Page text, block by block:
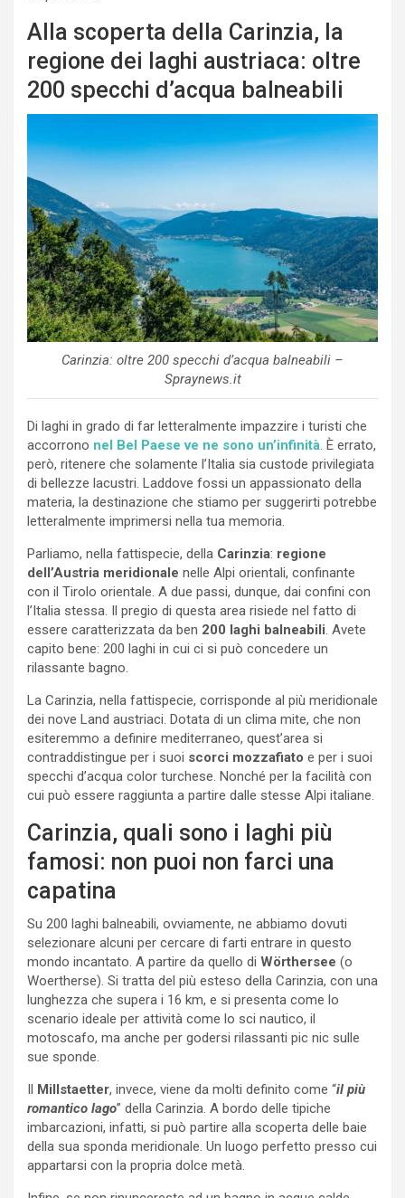
Alla scoperta della Carinzia, la
regione dei laghi austriaca: oltre
200 specchi d’acqua balneabili
Carinzia: oltre 200 specchi d’acqua balneabili –
Spraynews.it
Di laghi in grado di far letteralmente impazzire i turisti che
accorrono nel Bel Paese ve ne sono un’infinità. È errato,
però, ritenere che solamente l’Italia sia custode privilegiata
di bellezze lacustri. Laddove fossi un appassionato della
materia, la destinazione che stiamo per suggerirti potrebbe
letteralmente imprimersi nella tua memoria.
Parliamo, nella fattispecie, della Carinzia: regione
dell’Austria meridionale nelle Alpi orientali, confinante
con il Tirolo orientale. A due passi, dunque, dai confini con
l’Italia stessa. Il pregio di questa area risiede nel fatto di
essere caratterizzata da ben 200 laghi balneabili. Avete
capito bene: 200 laghi in cui ci si può concedere un
rilassante bagno.
La Carinzia, nella fattispecie, corrisponde al più meridionale
dei nove Land austriaci. Dotata di un clima mite, che non
esiteremmo a definire mediterraneo, quest’area si
contraddistingue per i suoi scorci mozzafiato e per i suoi
specchi d’acqua color turchese. Nonché per la facilità con
cui può essere raggiunta a partire dalle stesse Alpi italiane.
Carinzia, quali sono i laghi più
famosi: non puoi non farci una
capatina
Su 200 laghi balneabili, ovviamente, ne abbiamo dovuti
selezionare alcuni per cercare di farti entrare in questo
mondo incantato. A partire da quello di Wörthersee (o
Woertherse). Si tratta del più esteso della Carinzia, con una
lunghezza che supera i 16 km, e si presenta come lo
scenario ideale per attività come lo sci nautico, il
motoscafo, ma anche per godersi rilassanti pic nic sulle
sue sponde.
Il Millstaetter, invece, viene da molti definito come “il più
romantico lago” della Carinzia. A bordo delle tipiche
imbarcazioni, infatti, si può partire alla scoperta delle baie
della sua sponda meridionale. Un luogo perfetto presso cui
appartarsi con la propria dolce metà.